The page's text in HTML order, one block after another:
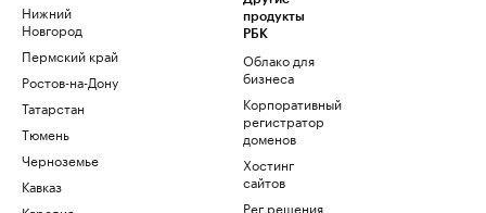
Нижний
Новгород
Пермский край
Ростов-на-Дону
Татарстан
Тюмень
Черноземье
Кавказ
продукты
РБК
Облако для
бизнеса
Корпоративный
регистратор
доменов
Хостинг
сайтов
Рег.решения